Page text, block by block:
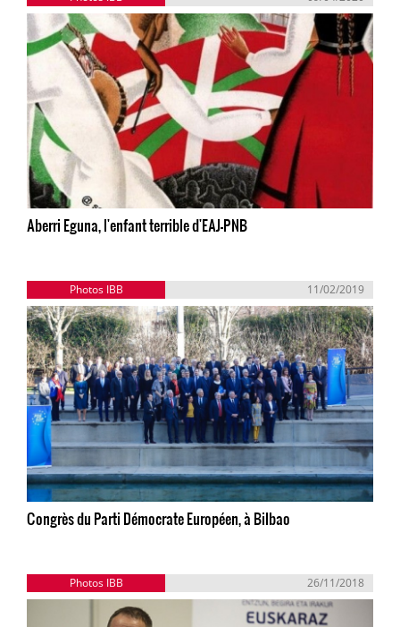
Aberri Eguna, l'enfant terrible d'EAJ-PNB
Photos IBB 11/02/2019
Congrès du Parti Démocrate Européen, à Bilbao
Photos IBB 26/11/2018